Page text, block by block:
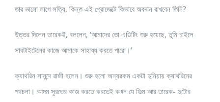
তার ভালো লাগে সত্যি, কিন্ত এই প্রোজেক্টে কিভাবে অবদান রাখবেন তিনি?
উত্তর দিলেন তারেকই, বললেন, ‘আমাদের তো এডিটিং শুরু হয়েছে, তুমি চাইলে
সাবটাইটেলের কাজে আমাকে সাহায্য করতে পারো।’
ক্যাথরিন সানন্দে রাজী হলেন। শুরু হলো অন্যরকম একটা দুনিয়ায় ক্যাথরিনের
পথচলা। আদম সুরতের কাজ করতে করতেই কখন যে ফিল্ম আর তারেক- দুটোর